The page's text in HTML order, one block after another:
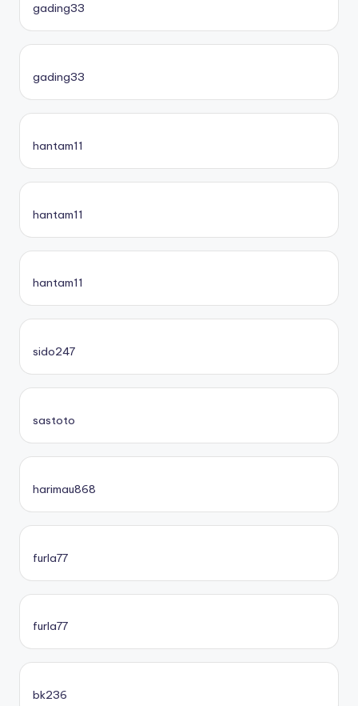
gading33
gading33
hantam11
hantam11
hantam11
sido247
sastoto
harimau868
furla77
furla77
bk236